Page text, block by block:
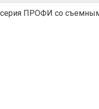
серия ПРОФИ со